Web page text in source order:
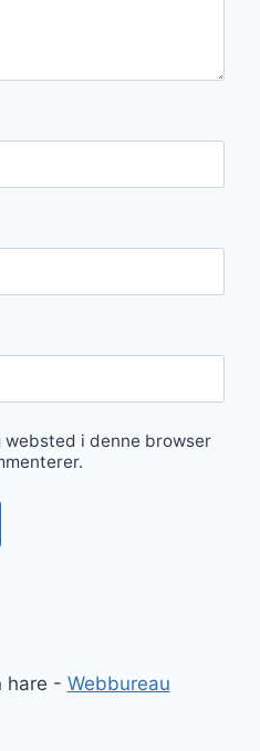
websted i denne browser
hare - Webbureau